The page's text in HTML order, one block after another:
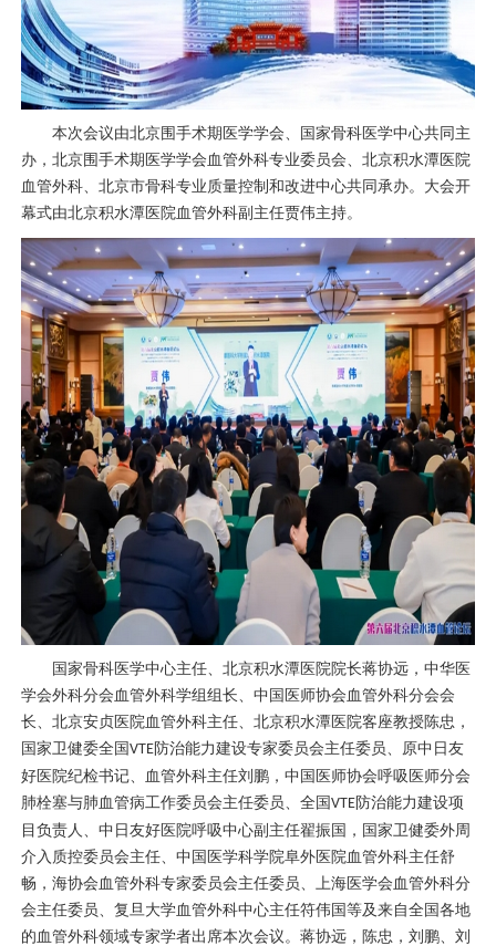
本次会议由北京围手术期医学学会、国家骨科 医学中心共同主
办，北京围手术期医学学会 血管外科专业委员会、北京积水潭医院
血管外科、北京市骨科专业质量控制和改进中心共同承办。大会开
幕式由北京积水潭医院血管外科副主任贾伟主持。
国家骨科 医学中心主任、北京积水潭医院院长蒋协远 ，中华医
学会外科分会 血管外科学组组长、中国医师协会 血管外科分会会
长、北京安贞医院血管外科主任、北京积水潭医院客座教授陈忠 ，
国家卫健委全国 VTE防治能力建设专家委员会主任委员、原中日友
好医院纪检书记、
血管外科主任刘鹏，中国医师协会呼吸医师分会
肺栓塞与肺血管病工作委员会主任委员、全国 VTE防治能力建设项
目负责人、中日友好医院呼吸中心副主任翟振国，国家卫健委外周
介入质控委员会主任、中国医学科学院阜外医院血管外科主任舒
畅，海协会 血管外科专家委员会主任委员、上海医学会 血管外科分
会主任委员、复旦大学血管外科中心主任符伟国等及来自全国各地
的 血管外科领域专家学者出席本次会议。 蒋协远 ， 陈忠 ，刘鹏、 刘